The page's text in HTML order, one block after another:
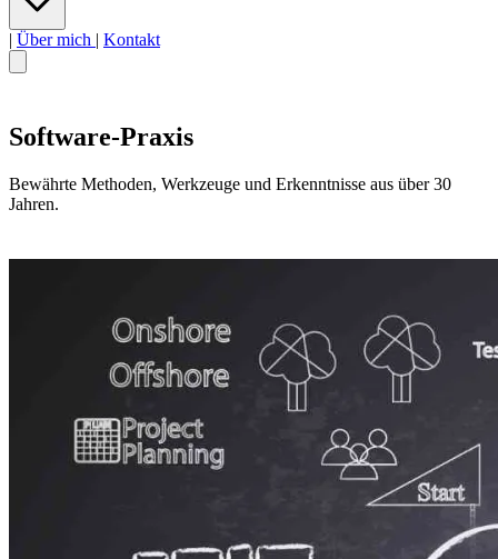
| Über mich | Kontakt
Software-Praxis
Bewährte Methoden, Werkzeuge und Erkenntnisse aus über 30
Jahren.